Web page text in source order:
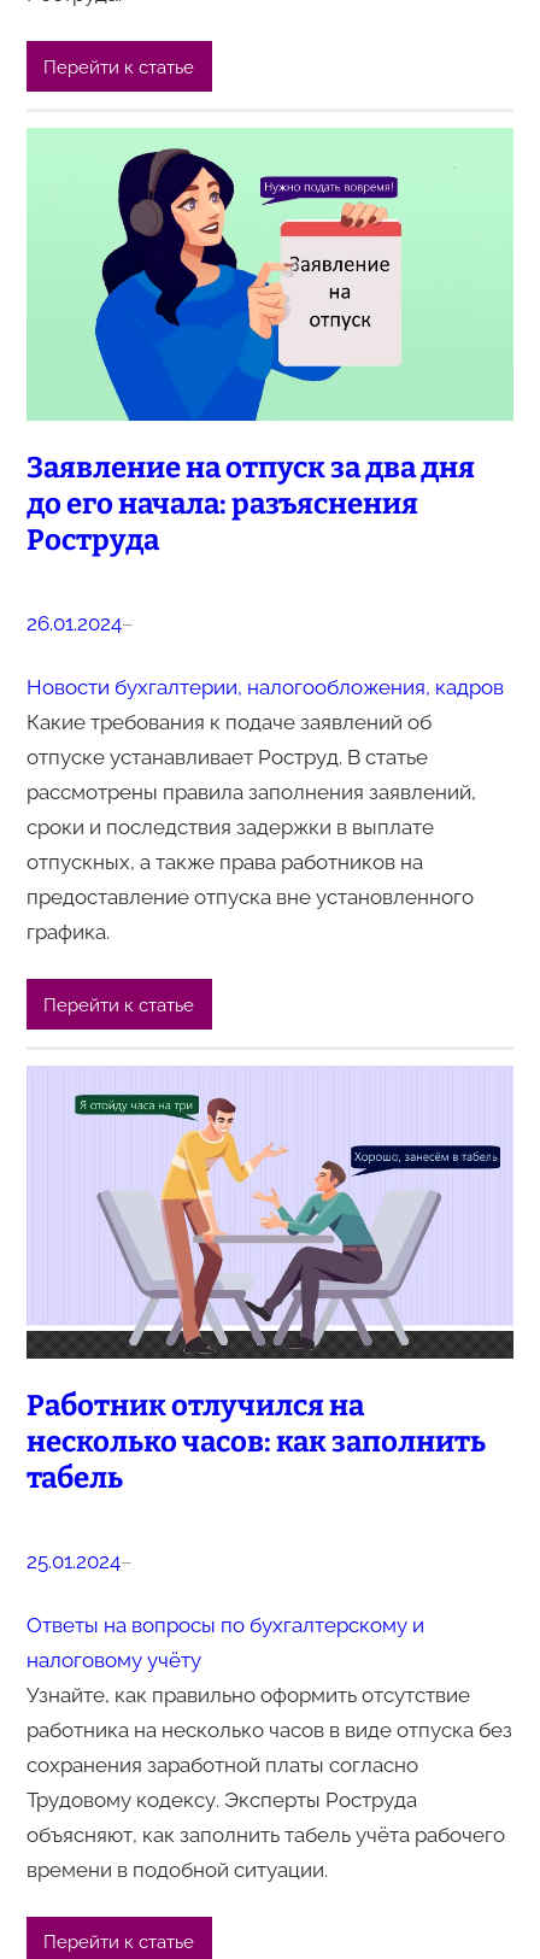
Перейти к статье
Заявление на отпуск за два дня
до его начала: разъяснения
Роструда
26.01.2024–
Новости бухгалтерии, налогообложения, кадров
Какие требования к подаче заявлений об
отпуске устанавливает Роструд. В статье
рассмотрены правила заполнения заявлений,
сроки и последствия задержки в выплате
отпускных, а также права работников на
предоставление отпуска вне установленного
графика.
Перейти к статье
Работник отлучился на
несколько часов: как заполнить
табель
25.01.2024–
Ответы на вопросы по бухгалтерскому и
налоговому учёту
Узнайте, как правильно оформить отсутствие
работника на несколько часов в виде отпуска без
сохранения заработной платы согласно
Трудовому кодексу. Эксперты Роструда
объясняют, как заполнить табель учёта рабочего
времени в подобной ситуации.
Перейти к статье